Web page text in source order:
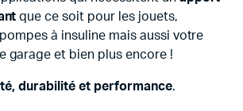
que ce soit pour les jouets,
pompes à insuline mais aussi votre
garage et bien plus encore !
durabilité et performance.